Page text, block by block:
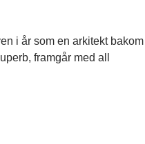
i år som en arkitekt bakom
framgår med all